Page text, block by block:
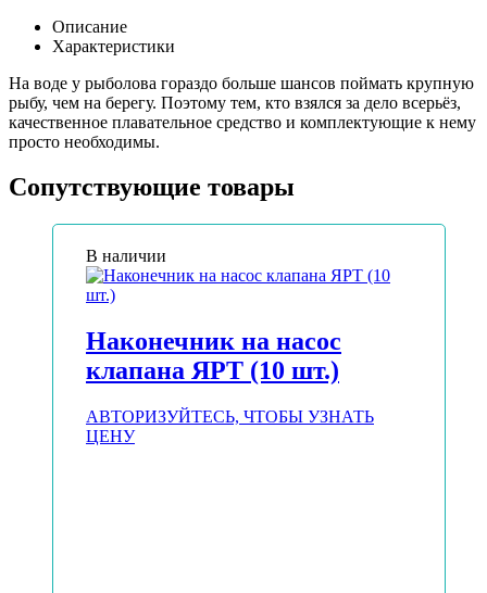
Описание
Характеристики
На воде у рыболова гораздо больше шансов поймать крупную
рыбу, чем на берегу. Поэтому тем, кто взялся за дело всерьёз,
качественное плавательное средство и комплектующие к нему
просто необходимы.
Сопутствующие товары
В наличии
Наконечник на насос
клапана ЯРТ (10 шт.)
АВТОРИЗУЙТЕСЬ, ЧТОБЫ УЗНАТЬ
ЦЕНУ